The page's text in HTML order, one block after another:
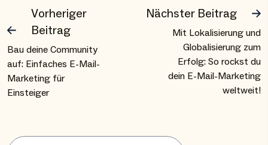
Vorheriger
Beitrag
Bau deine Community
auf: Einfaches E-Mail-
Marketing für
Einsteiger
Nächster Beitrag
Mit Lokalisierung und
Globalisierung zum
Erfolg: So rockst du
dein E-Mail-Marketing
weltweit!